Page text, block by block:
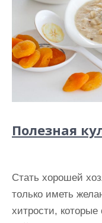
Полезная
Стать хорошей
только иметь
хитрости,